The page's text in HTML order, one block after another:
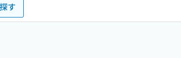
す